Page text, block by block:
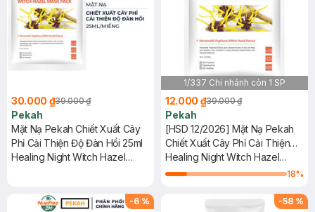
30.000 ₫39.000 ₫
Pekah
Mặt Nạ Pekah Chiết Xuất Cây
Phỉ Cải Thiện Độ Đàn Hồi 25ml
Healing Night Witch Hazel
1/337 Chi nhánh còn 1 SP
12.000 ₫39.000 ₫
Pekah
[HSD 12/2026] Mặt Nạ Pekah
Chiết Xuất Cây Phỉ Cải Thiện
Độ Đàn Hồi 25ml
Healing Night Witch Hazel
Mask
18%
-6 % -58 %